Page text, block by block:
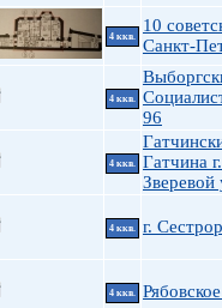
4 ккв.
10
Санкт-
4 ккв.
96
4 ккв.
Гатчина г.
Зверевой
4 ккв. г.
4 ккв.